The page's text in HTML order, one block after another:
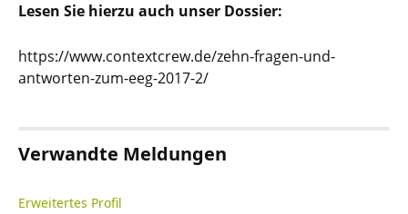
Lesen Sie hierzu auch unser Dossier:
https://www.contextcrew.de/zehn-fragen-und-
antworten-zum-eeg-2017-2/
Verwandte Meldungen
Erweitertes Profil